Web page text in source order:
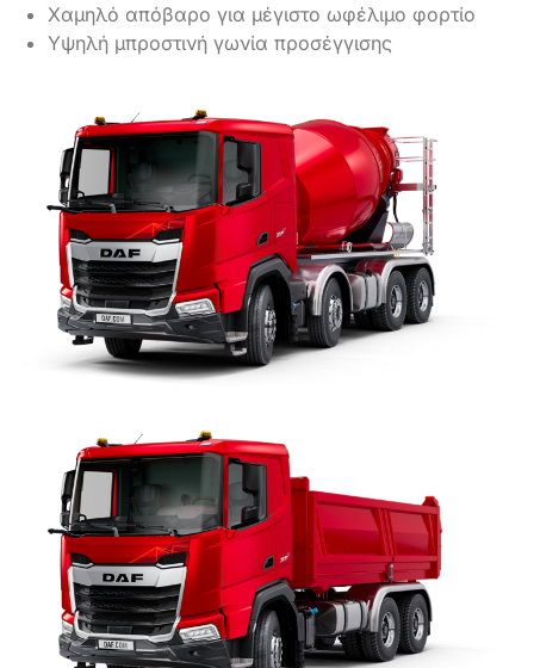
Χαμηλό απόβαρο για μέγιστο ωφέλιμο φορτίο
Υψηλή μπροστινή γωνία προσέγγισης